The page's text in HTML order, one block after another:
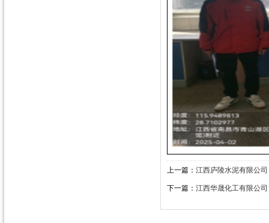
上一篇： 江西庐陵水泥有限公司
下一篇： 江西华晟化工有限公司